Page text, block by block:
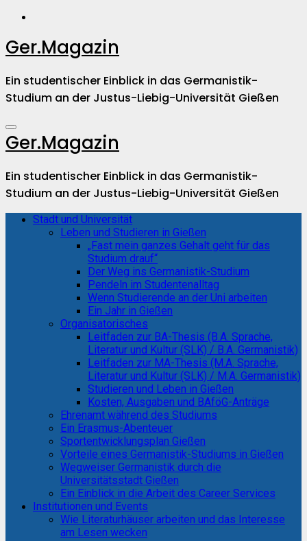
Zum
springen
Ger.Magazin
Ein studentischer Einblick in das Germanistik-
Studium an der Justus-Liebig-Universität Gießen
Ger.Magazin
Ein studentischer Einblick in das Germanistik-
Studium an der Justus-Liebig-Universität Gießen
Stadt und Universität
Leben und Studieren in Gießen
„Fast mein ganzes Gehalt geht für das
Studium drauf“
Der Weg ins Germanistik-Studium
Pendeln im Studentenalltag
Wenn Studierende an der Uni arbeiten
Ein Jahr in Gießen
Organisatorisches
Leitfaden zur BA-Thesis (B.A. Sprache,
Literatur und Kultur (SLK) / B.A. Germanistik)
Leitfaden zur MA-Thesis (M.A. Sprache,
Literatur und Kultur (SLK) / M.A. Germanistik)
Studieren und Leben in Gießen
Kosten, Ausgaben und BAföG-Anträge
Ehrenamt während des Studiums
Ein Erasmus-Abenteuer
Sportentwicklungsplan Gießen
Vorteile eines Germanistik-Studiums in Gießen
Wegweiser Germanistik durch die
Universitätsstadt Gießen
Ein Einblick in die Arbeit des Career Services
Institutionen und Events
Wie Literaturhäuser arbeiten und das Interesse
am Lesen wecken